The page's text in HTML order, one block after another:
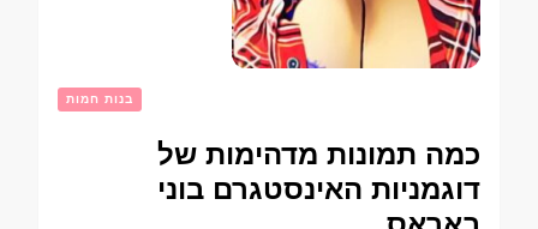
בנות חמות
כמה תמונות מדהימות של
דוגמניות האינסטגרם בוני